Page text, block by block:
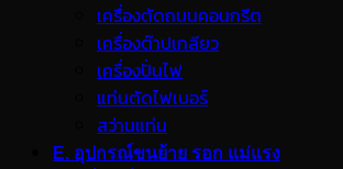
เครื่องตัดถนนคอนกรีต
เครื่องต๊าปเกลียว
เครื่องปั่นไฟ
แท่นตัดไฟเบอร์
สว่านแท่น
E. อุปกรณ์ขนย้าย รอก แม่แรง